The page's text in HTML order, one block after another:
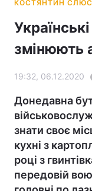
змінюють
19:32, 06.12.2020
Донедавна
знати своє
кухні з
році з
передовій